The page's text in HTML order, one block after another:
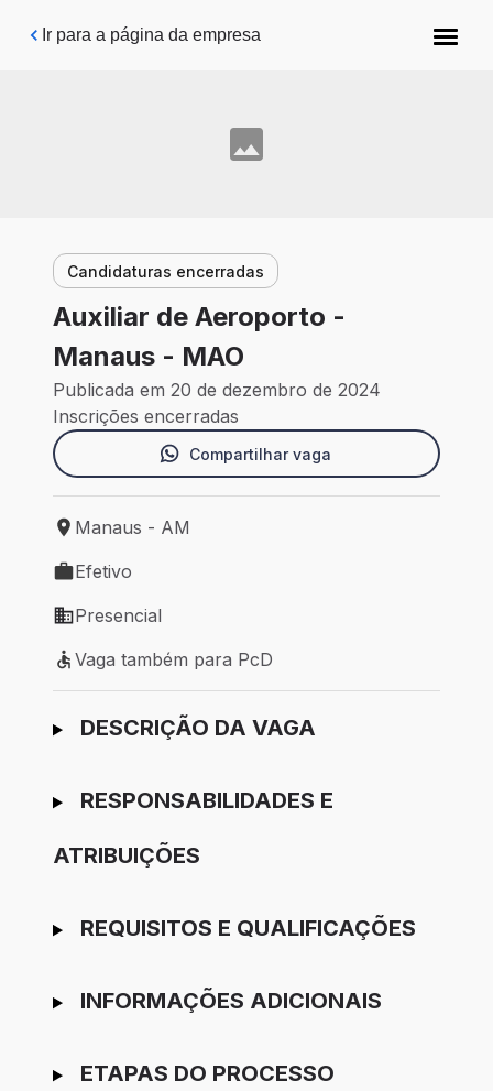
Pular para o conteúdo principal
Ir para a página da empresa
Candidaturas encerradas
Auxiliar de Aeroporto -
Manaus - MAO
Publicada em 20 de dezembro de 2024
Inscrições encerradas
Compartilhar vaga
Local de trabalho: Manaus - AM
Manaus - AM
Tipo de vaga: Efetivo
Efetivo
Modelo de trabalho: Presencial
Presencial
Vaga também para PcD
Vaga também para PcD
Ir para candidatura
DESCRIÇÃO DA VAGA
RESPONSABILIDADES E
ATRIBUIÇÕES
REQUISITOS E QUALIFICAÇÕES
INFORMAÇÕES ADICIONAIS
ETAPAS DO PROCESSO